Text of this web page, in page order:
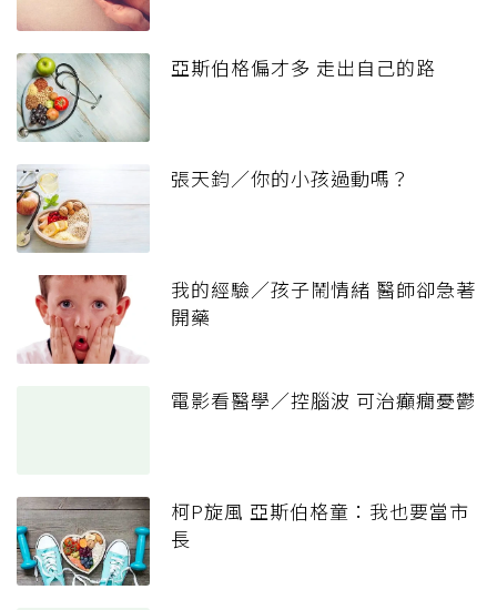
亞斯伯格偏才多 走出自己的路
張天鈞／你的小孩過動嗎？
我的經驗／孩子鬧情緒 醫師卻急著
開藥
電影看醫學／控腦波 可治癲癇憂鬱
柯P旋風 亞斯伯格童：我也要當市
長